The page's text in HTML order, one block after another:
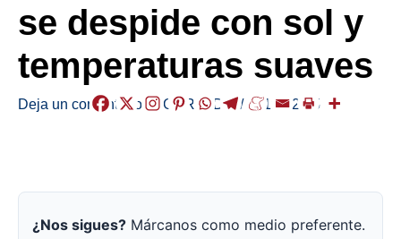
se despide con sol y
temperaturas suaves
Deja un comentario /EGURALDIA/ 2019-02-25
¿Nos sigues? Márcanos como medio preferente.